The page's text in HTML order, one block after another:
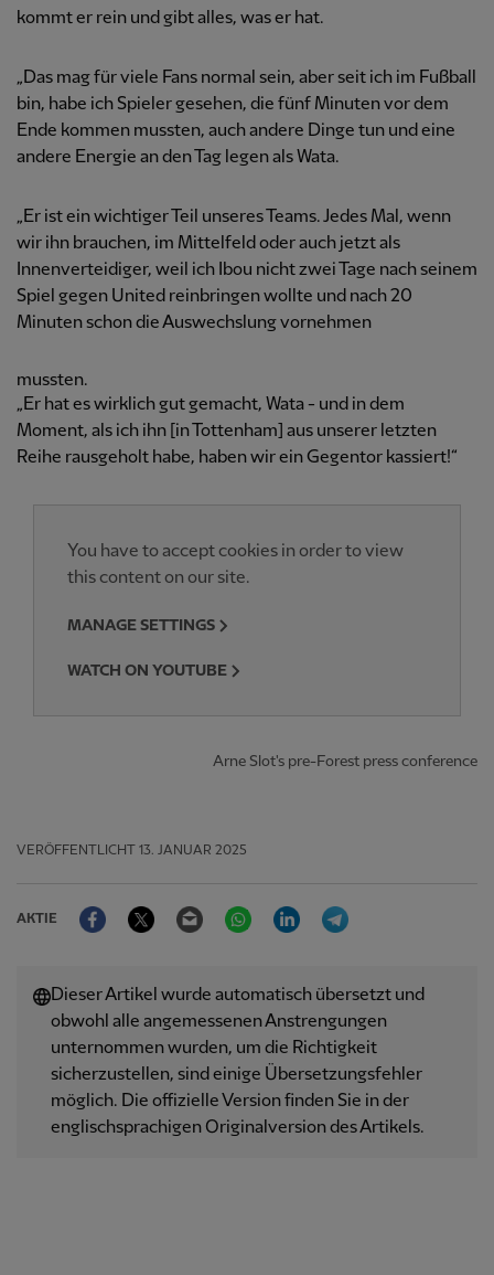
kommt er rein und gibt alles, was er hat.
„Das mag für viele Fans normal sein, aber seit ich im Fußball
bin, habe ich Spieler gesehen, die fünf Minuten vor dem
Ende kommen mussten, auch andere Dinge tun und eine
andere Energie an den Tag legen als Wata.
„Er ist ein wichtiger Teil unseres Teams. Jedes Mal, wenn
wir ihn brauchen, im Mittelfeld oder auch jetzt als
Innenverteidiger, weil ich Ibou nicht zwei Tage nach seinem
Spiel gegen United reinbringen wollte und nach 20
Minuten schon die Auswechslung vornehmen
mussten.
„Er hat es wirklich gut gemacht, Wata - und in dem
Moment, als ich ihn [in Tottenham] aus unserer letzten
Reihe rausgeholt habe, haben wir ein Gegentor kassiert!“
You have to accept cookies in order to view
this content on our site.
MANAGE SETTINGS
WATCH ON YOUTUBE
Arne Slot's pre-Forest press conference
VERÖFFENTLICHT 13. JANUAR 2025
AKTIE
FacebookTwitter Email WhatsAppLinkedIn
Dieser Artikel wurde automatisch übersetzt und
obwohl alle angemessenen Anstrengungen
unternommen wurden, um die Richtigkeit
sicherzustellen, sind einige Übersetzungsfehler
möglich. Die offizielle Version finden Sie in der
englischsprachigen Originalversion des Artikels.